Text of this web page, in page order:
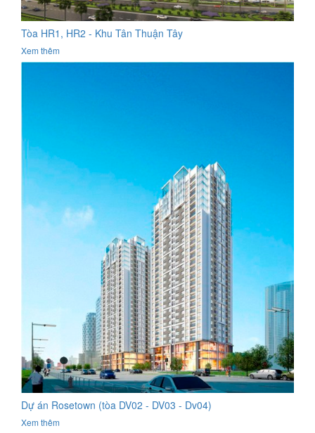
Tòa HR1, HR2 - Khu Tân Thuận Tây
Xem thêm
Dự án Rosetown (tòa DV02 - DV03 - Dv04)
Xem thêm